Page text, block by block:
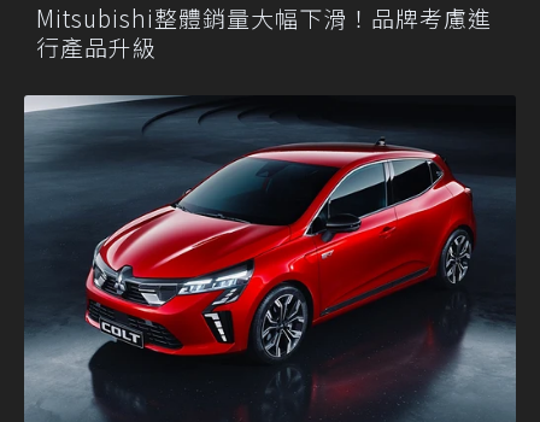
Mitsubishi整體銷量大幅下滑！品牌考慮進
行產品升級